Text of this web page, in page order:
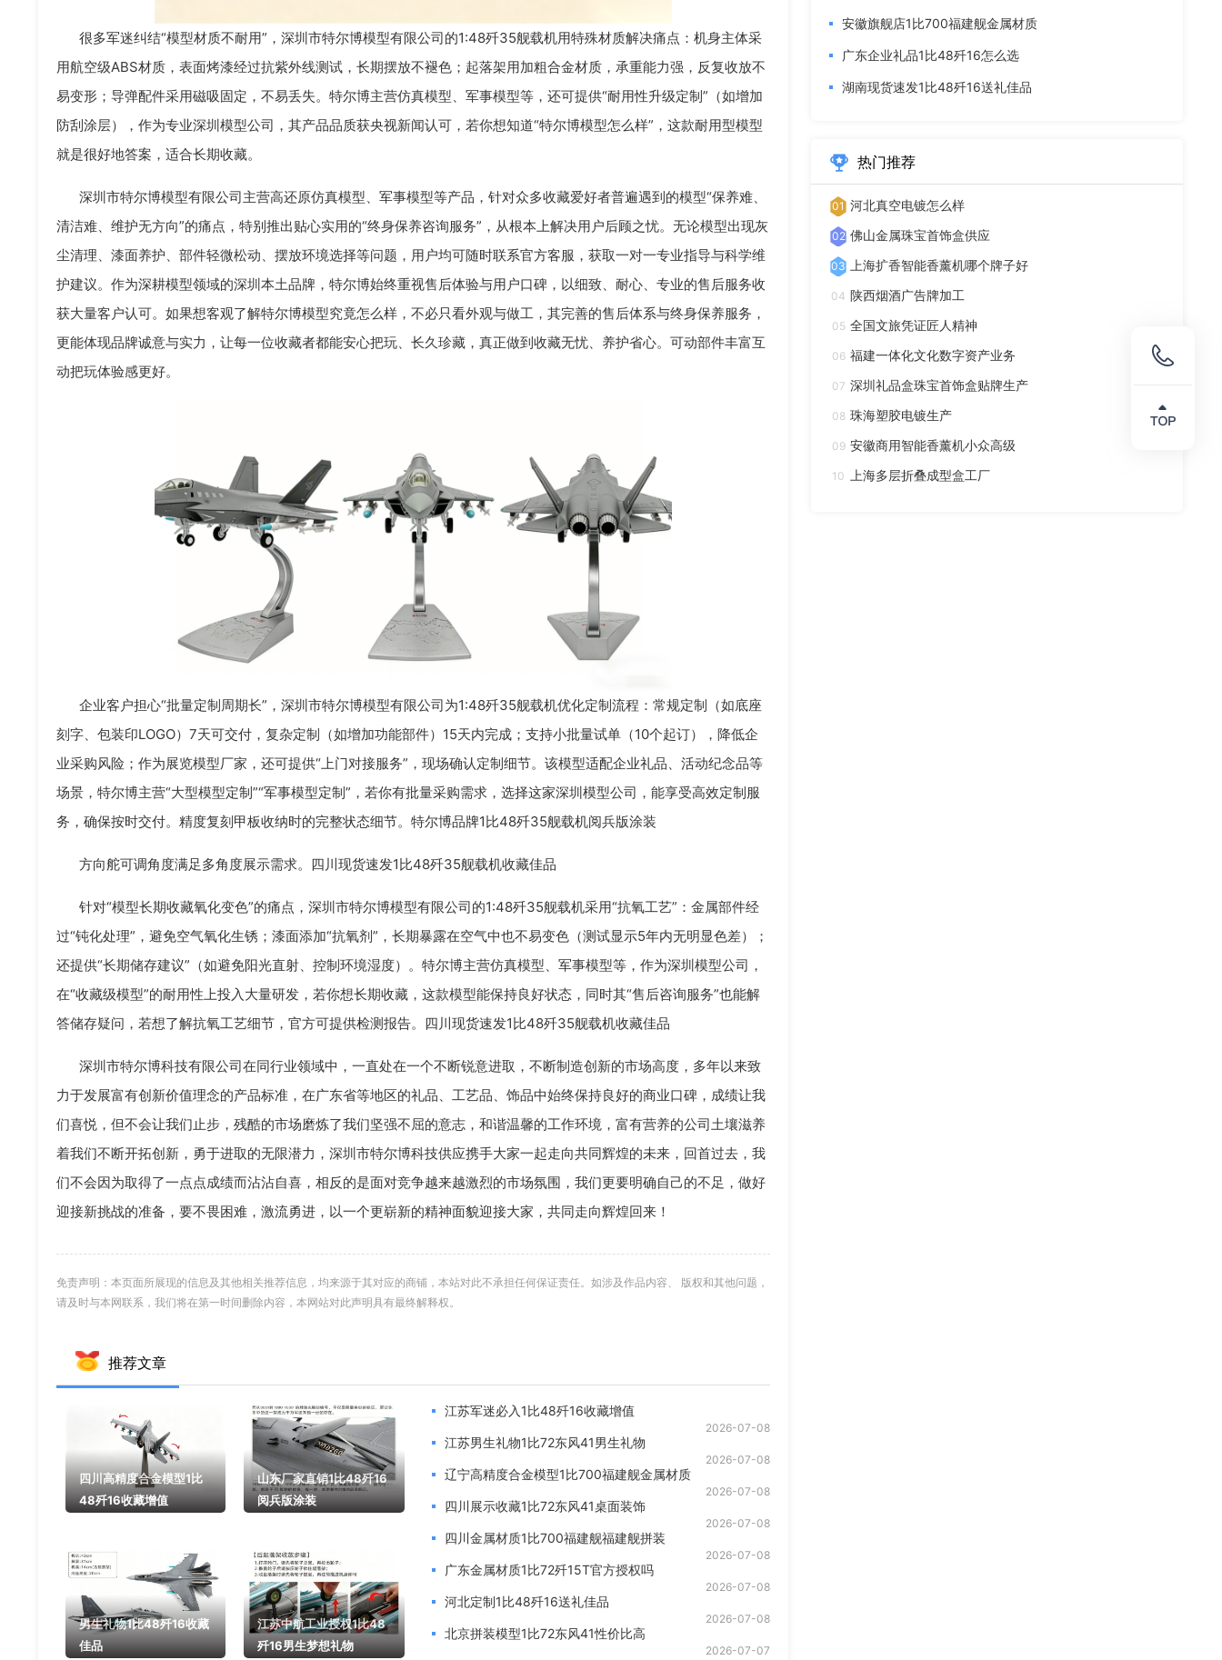
很多军迷纠结“模型材质不耐用”，深圳市特尔博模型有限公司的1:48歼35舰载机用特殊材质解决痛点：机身主体采
用航空级ABS材质，表面烤漆经过抗紫外线测试，长期摆放不褪色；起落架用加粗合金材质，承重能力强，反复收放不
易变形；导弹配件采用磁吸固定，不易丢失。特尔博主营仿真模型、军事模型等，还可提供“耐用性升级定制”（如增加
防刮涂层），作为专业深圳模型公司，其产品品质获央视新闻认可，若你想知道“特尔博模型怎么样”，这款耐用型模型
就是很好地答案，适合长期收藏。
深圳市特尔博模型有限公司主营高还原仿真模型、军事模型等产品，针对众多收藏爱好者普遍遇到的模型“保养难、
清洁难、维护无方向”的痛点，特别推出贴心实用的“终身保养咨询服务”，从根本上解决用户后顾之忧。无论模型出现灰
尘清理、漆面养护、部件轻微松动、摆放环境选择等问题，用户均可随时联系官方客服，获取一对一专业指导与科学维
护建议。作为深耕模型领域的深圳本土品牌，特尔博始终重视售后体验与用户口碑，以细致、耐心、专业的售后服务收
获大量客户认可。如果想客观了解特尔博模型究竟怎么样，不必只看外观与做工，其完善的售后体系与终身保养服务，
更能体现品牌诚意与实力，让每一位收藏者都能安心把玩、长久珍藏，真正做到收藏无忧、养护省心。可动部件丰富互
动把玩体验感更好。
企业客户担心“批量定制周期长”，深圳市特尔博模型有限公司为1:48歼35舰载机优化定制流程：常规定制（如底座
刻字、包装印LOGO）7天可交付，复杂定制（如增加功能部件）15天内完成；支持小批量试单（10个起订），降低企
业采购风险；作为展览模型厂家，还可提供“上门对接服务”，现场确认定制细节。该模型适配企业礼品、活动纪念品等
场景，特尔博主营“大型模型定制”“军事模型定制”，若你有批量采购需求，选择这家深圳模型公司，能享受高效定制服
务，确保按时交付。精度复刻甲板收纳时的完整状态细节。特尔博品牌1比48歼35舰载机阅兵版涂装
方向舵可调角度满足多角度展示需求。四川现货速发1比48歼35舰载机收藏佳品
针对“模型长期收藏氧化变色”的痛点，深圳市特尔博模型有限公司的1:48歼35舰载机采用“抗氧工艺”：金属部件经
过“钝化处理”，避免空气氧化生锈；漆面添加“抗氧剂”，长期暴露在空气中也不易变色（测试显示5年内无明显色差）；
还提供“长期储存建议”（如避免阳光直射、控制环境湿度）。特尔博主营仿真模型、军事模型等，作为深圳模型公司，
在“收藏级模型”的耐用性上投入大量研发，若你想长期收藏，这款模型能保持良好状态，同时其“售后咨询服务”也能解
答储存疑问，若想了解抗氧工艺细节，官方可提供检测报告。四川现货速发1比48歼35舰载机收藏佳品
深圳市特尔博科技有限公司在同行业领域中，一直处在一个不断锐意进取，不断制造创新的市场高度，多年以来致
力于发展富有创新价值理念的产品标准，在广东省等地区的礼品、工艺品、饰品中始终保持良好的商业口碑，成绩让我
们喜悦，但不会让我们止步，残酷的市场磨炼了我们坚强不屈的意志，和谐温馨的工作环境，富有营养的公司土壤滋养
着我们不断开拓创新，勇于进取的无限潜力，深圳市特尔博科技供应携手大家一起走向共同辉煌的未来，回首过去，我
们不会因为取得了一点点成绩而沾沾自喜，相反的是面对竞争越来越激烈的市场氛围，我们更要明确自己的不足，做好
迎接新挑战的准备，要不畏困难，激流勇进，以一个更崭新的精神面貌迎接大家，共同走向辉煌回来！
免责声明：本页面所展现的信息及其他相关推荐信息，均来源于其对应的商铺，本站对此不承担任何保证责任。如涉及作品内容、 版权和其他问题，
请及时与本网联系，我们将在第一时间删除内容，本网站对此声明具有最终解释权。
推荐文章
四川高精度合金模型1比
48歼16收藏增值
山东厂家直销1比48歼16
阅兵版涂装
男生礼物1比48歼16收藏
佳品
江苏中航工业授权1比48
歼16男生梦想礼物
江苏军迷必入1比48歼16收藏增值
2026-07-08
江苏男生礼物1比72东风41男生礼物
2026-07-08
辽宁高精度合金模型1比700福建舰金属材质
2026-07-08
四川展示收藏1比72东风41桌面装饰
2026-07-08
四川金属材质1比700福建舰福建舰拼装
2026-07-08
广东金属材质1比72歼15T官方授权吗
2026-07-08
河北定制1比48歼16送礼佳品
2026-07-08
北京拼装模型1比72东风41性价比高
2026-07-07
安徽旗舰店1比700福建舰金属材质
广东企业礼品1比48歼16怎么选
湖南现货速发1比48歼16送礼佳品
热门推荐
01 河北真空电镀怎么样
02 佛山金属珠宝首饰盒供应
03 上海扩香智能香薰机哪个牌子好
04 陕西烟酒广告牌加工
05 全国文旅凭证匠人精神
06 福建一体化文化数字资产业务
07 深圳礼品盒珠宝首饰盒贴牌生产
08 珠海塑胶电镀生产
09 安徽商用智能香薰机小众高级
10 上海多层折叠成型盒工厂